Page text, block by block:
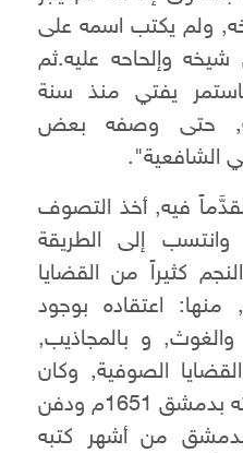
ولم يكتب اسمه على
وإلحاحه عليه.ثم
يفتي منذ سنة
حتى وصفه بعض
الشافعية".
فيه, أخذ التصوف
إلى الطريقة
كثيراً من القضايا
اعتقاده بوجود
و بالمجاذيب,
الصوفية, وكان
يحضر حلقات الذكر. وفاته بدمشق 1651م ودفن
من أشهر كتبه